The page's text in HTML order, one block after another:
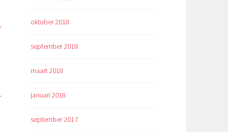
oktober 2018
september 2018
maart 2018
januari 2018
september 2017